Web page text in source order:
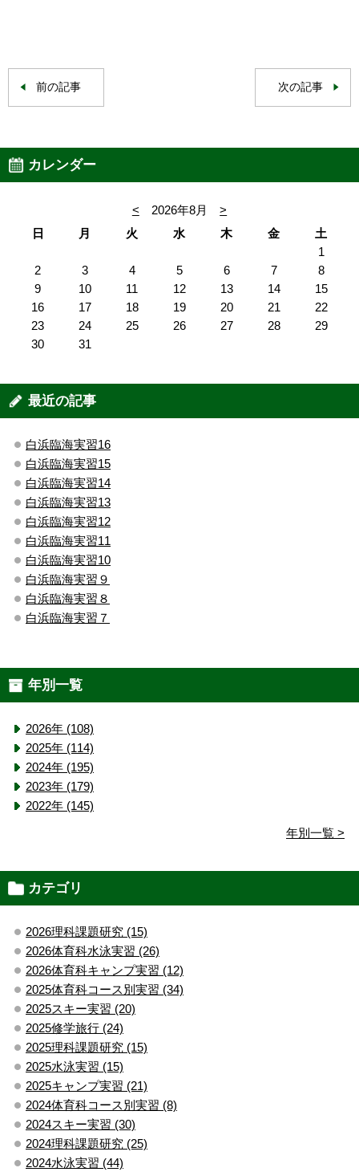
前の記事 次の記事
カレンダー
< 2026年8月
>
日
月 火 水 木 金
土
1
2
3 4 5 6 7
8
9
10 11 12 13 14
15
16
17 18 19 20 21
22
23
24 25 26 27 28
29
30
31
最近の記事
白浜臨海実習16
白浜臨海実習15
白浜臨海実習14
白浜臨海実習13
白浜臨海実習12
白浜臨海実習11
白浜臨海実習10
白浜臨海実習９
白浜臨海実習８
白浜臨海実習７
年別一覧
2026年 (108)
2025年 (114)
2024年 (195)
2023年 (179)
2022年 (145)
年別一覧 >
カテゴリ
2026理科課題研究 (15)
2026体育科水泳実習 (26)
2026体育科キャンプ実習 (12)
2025体育科コース別実習 (34)
2025スキー実習 (20)
2025修学旅行 (24)
2025理科課題研究 (15)
2025水泳実習 (15)
2025キャンプ実習 (21)
2024体育科コース別実習 (8)
2024スキー実習 (30)
2024理科課題研究 (25)
2024水泳実習 (44)